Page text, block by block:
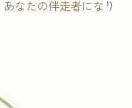
なたの伴走者になり